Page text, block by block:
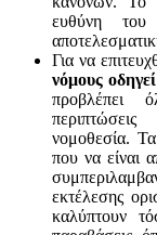
ευθύνη του
Για να
νόμους
προβλέπει
νομοθεσία.
που να είναι
εκτέλεσης
καλύπτουν